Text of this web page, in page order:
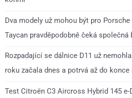
Dva modely už mohou být pro
Taycan pravděpodobně čeká společná
Rozpadající se dálnice D11 už
roku začala dnes a potrvá až do konce
Test Citroën C3 Aircross Hybrid 145 e-